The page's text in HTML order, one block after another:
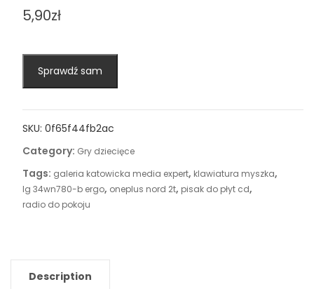
5,90zł
Sprawdź sam
SKU: 0f65f44fb2ac
Category: Gry dziecięce
Tags: galeria katowicka media expert, klawiatura myszka,
lg 34wn780-b ergo, oneplus nord 2t, pisak do płyt cd,
radio do pokoju
Description